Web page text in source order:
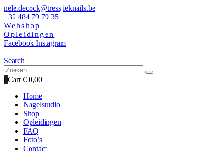
nele.decock@tressjieknails.be
+32 484 79 79 35
Webshop
Opleidingen
Facebook Instagram
Search
0Cart € 0,00
Home
Nagelstudio
Shop
Opleidingen
FAQ
Foto’s
Contact